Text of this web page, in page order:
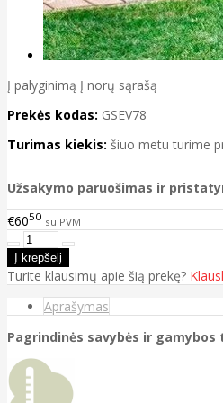
Į palyginimą Į norų sąrašą
Prekės kodas: GSEV78
Turimas kiekis: šiuo metu turime
Užsakymo paruošimas ir
€6050 su PVM
Turite klausimų apie šią prekę?
Aprašymas
Pagrindinės savybės ir gamybos